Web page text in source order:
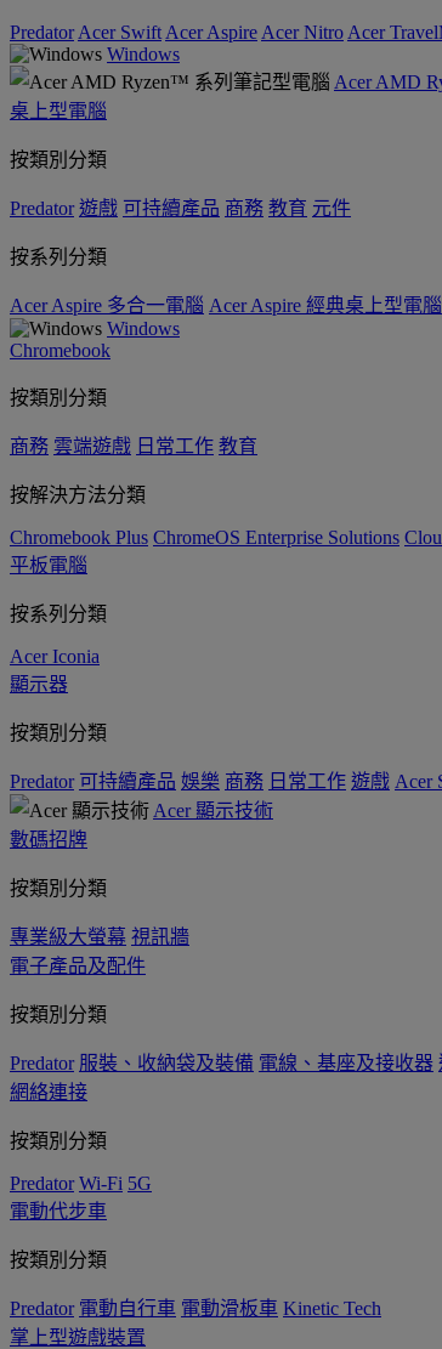
Predator Acer Swift Acer Aspire Acer Nitro Acer
Windows
Acer AMD
桌上型電腦
按類別分類
Predator 遊戲 可持續產品 商務 教育 元件
按系列分類
Acer Aspire 多合一電腦 Acer Aspire 經典桌上型電腦
Windows
Chromebook
按類別分類
商務 雲端遊戲 日常工作 教育
按解決方法分類
Chromebook Plus ChromeOS Enterprise Solutions
平板電腦
按系列分類
Acer Iconia
顯示器
按類別分類
Predator 可持續產品 娛樂 商務 日常工作 遊戲 Acer
Acer 顯示技術
數碼招牌
按類別分類
專業級大螢幕 視訊牆
電子產品及配件
按類別分類
Predator 服裝、收納袋及裝備 電線、基座及接收器
網絡連接
按類別分類
Predator Wi-Fi 5G
電動代步車
按類別分類
Predator 電動自行車 電動滑板車 Kinetic Tech
掌上型遊戲裝置